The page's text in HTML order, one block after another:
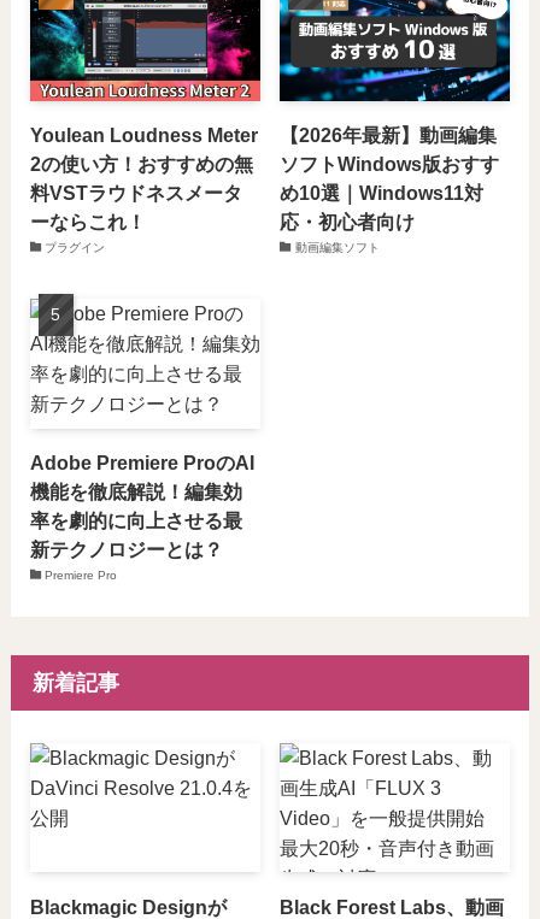
Youlean Loudness Meter
2の使い方！おすすめの無
料VSTラウドネスメータ
ーならこれ！
プラグイン
【2026年最新】動画編集
ソフトWindows版おすす
め10選｜Windows11対
応・初心者向け
動画編集ソフト
Adobe Premiere ProのAI
機能を徹底解説！編集効
率を劇的に向上させる最
新テクノロジーとは？
Premiere Pro
新着記事
Blackmagic Designが
Black Forest Labs、動画